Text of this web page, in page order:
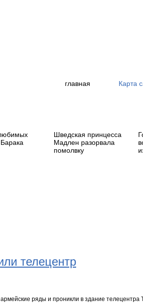
главная Карта
Шведская принцесса
Мадлен разорвала
помолвку
телецентр
ряды и проникли в здание телецентра